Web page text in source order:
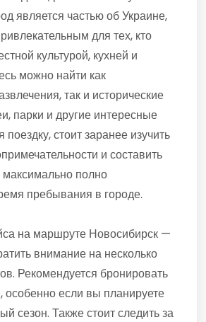
является частью об Украине,
для тех, кто
культурой, кухней и
можно найти как
так и исторические
парки и другие интересные
стоит заранее изучить
и составить
полно
пребывания в городе.
на маршруте Новосибирск —
внимание на несколько
Рекомендуется бронировать
особенно если вы планируете
сезон. Также стоит следить за